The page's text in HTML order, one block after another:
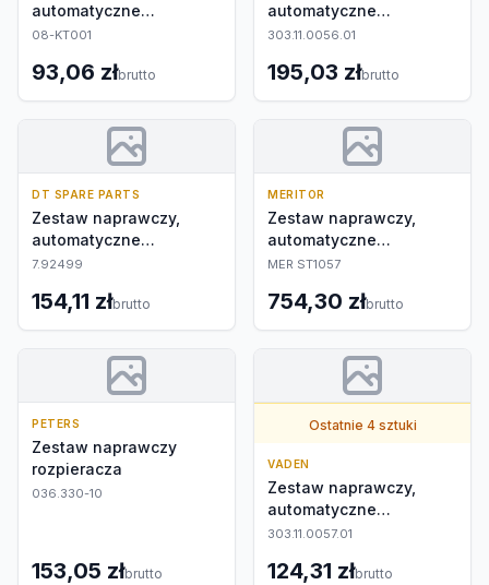
automatyczne
nastawianie
08-KT001
93,06 złbrutto
automatyczne
nastawianie
303.11.0056.01
195,03 złbrutto
DT SPARE PARTS
Zestaw naprawczy,
automatyczne
nastawianie
7.92499
154,11 złbrutto
MERITOR
Zestaw naprawczy,
automatyczne
nastawianie
MER ST1057
754,30 złbrutto
PETERS
Zestaw naprawczy
rozpieracza
036.330-10
153,05 złbrutto
Ostatnie 4 sztuki
VADEN
Zestaw naprawczy,
automatyczne
nastawianie
303.11.0057.01
124,31 złbrutto